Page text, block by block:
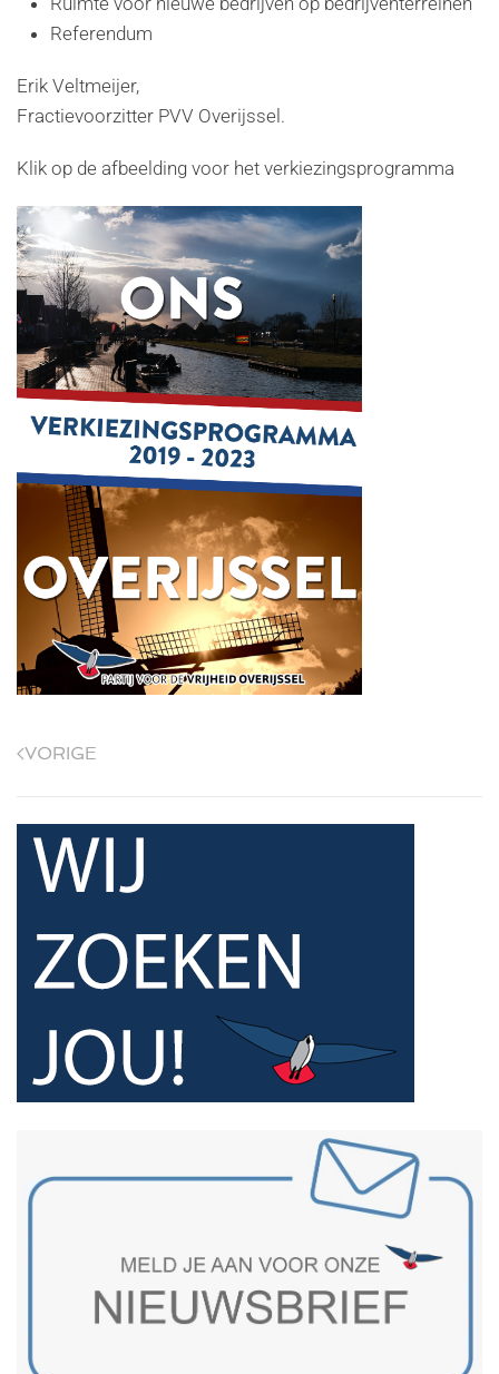
Referendum
Erik Veltmeijer,
Fractievoorzitter PVV Overijssel.
Klik op de afbeelding voor het verkiezingsprogramma
VORIGE